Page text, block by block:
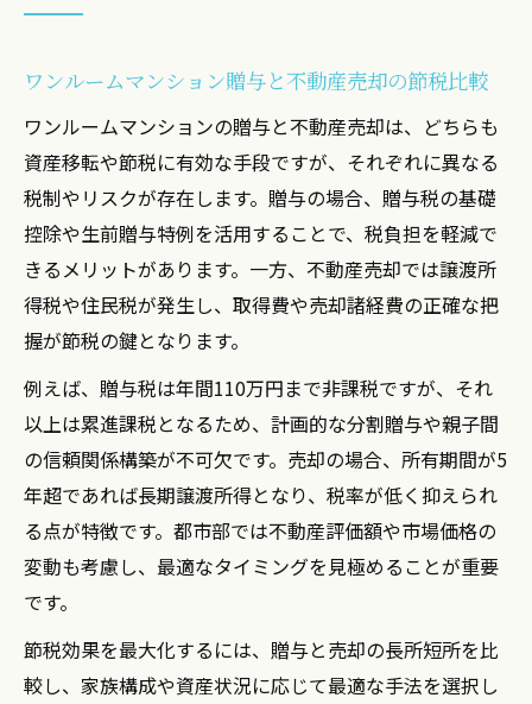
ワンルームマンション贈与と不動産売却の節税比較
ワンルームマンションの贈与と不動産売却は、どちらも
資産移転や節税に有効な手段ですが、それぞれに異なる
税制やリスクが存在します。贈与の場合、贈与税の基礎
控除や生前贈与特例を活用することで、税負担を軽減で
きるメリットがあります。一方、不動産売却では譲渡所
得税や住民税が発生し、取得費や売却諸経費の正確な把
握が節税の鍵となります。
例えば、贈与税は年間110万円まで非課税ですが、それ
以上は累進課税となるため、計画的な分割贈与や親子間
の信頼関係構築が不可欠です。売却の場合、所有期間が5
年超であれば長期譲渡所得となり、税率が低く抑えられ
る点が特徴です。都市部では不動産評価額や市場価格の
変動も考慮し、最適なタイミングを見極めることが重要
です。
節税効果を最大化するには、贈与と売却の長所短所を比
較し、家族構成や資産状況に応じて最適な手法を選択し